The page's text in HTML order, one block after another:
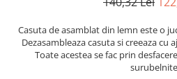
SelfConnect
SelfHealing
Casuta de asamblat din lemn este o
Dezasambleaza casuta si creeaza
Toate acestea se fac prin